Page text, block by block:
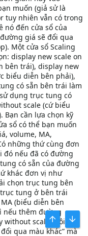
muốn (giả sử là
tuy nhiên vẫn có trong
nó đến cửa sổ của
giá sẽ đổi qua
Một cửa sổ Scaling
display new scale on
bên trái), display new
biểu diễn bên phải),
có sẵn bên trái làm
dụng trục tung có
scale (cứ biểu
cần lựa chọn kỹ
sổ có thể bạn muốn
volume, MA,
những thứ cùng đơn
đó nếu đã có đường
có sẵn của đường
khác đơn vị như
chọn trục tung bên
tung ở bên trái
(biểu diễn bên
nếu thêm đường
without scale thôi.
qua màu khác” mà
BÊN TRÊN